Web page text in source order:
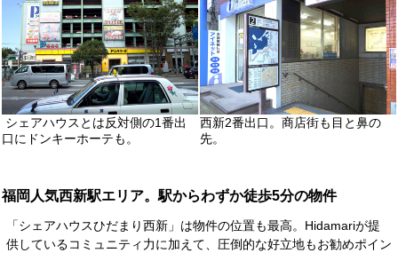
シェアハウスとは反対側の1番出
口にドンキーホーテも。
西新2番出口。商店街も目と鼻の
先。
福岡人気西新駅エリア。駅からわずか徒歩5分の物件
「シェアハウスひだまり西新」は物件の位置も最高。Hidamariが提
供しているコミュニティ力に加えて、圧倒的な好立地もお勧めポイン